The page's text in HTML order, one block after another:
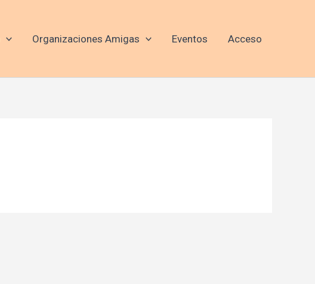
Organizaciones Amigas Eventos Acceso